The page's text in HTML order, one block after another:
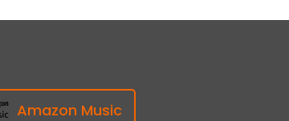
Amazon Music